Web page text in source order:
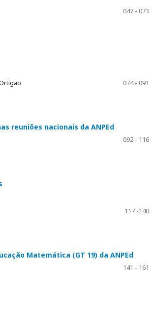
047 - 073
074 - 091
reuniões nacionais da ANPEd
092 - 116
117 -140
Matemática (GT 19) da ANPEd
141 - 161